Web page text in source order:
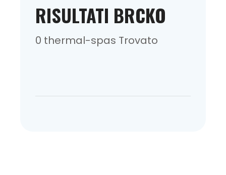
RISULTATI BRCKO
0 thermal-spas Trovato